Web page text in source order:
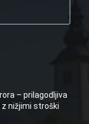
– prilagodljiva
nižjimi stroški